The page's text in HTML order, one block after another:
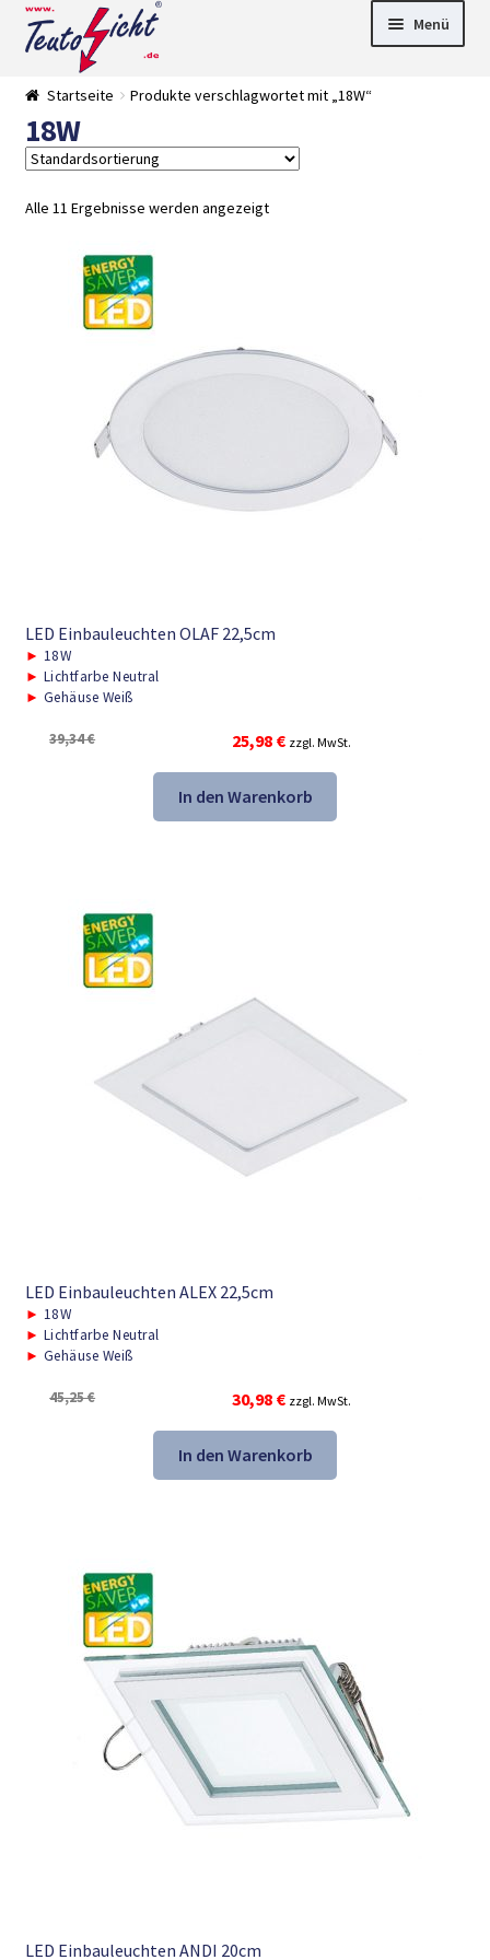
Zur
Navigation
springen
Springe
zum
Menü
►
Startseite Produkte verschlagwortet mit „18W“
18W
Alle 11 Ergebnisse werden angezeigt
LED Einbauleuchten OLAF 22,5cm
► 18W
► Lichtfarbe Neutral
► Gehäuse Weiß
39,34€
Ursprünglicher
Preis
war:
39,34 €
25,98 €Aktueller
Preis
ist:
25,98 €.
zzgl. MwSt.
In den Warenkorb
LED Einbauleuchten ALEX 22,5cm
► 18W
► Lichtfarbe Neutral
► Gehäuse Weiß
45,25€
Ursprünglicher
Preis
war:
45,25 €
30,98 €Aktueller
Preis
ist:
30,98 €.
zzgl. MwSt.
In den Warenkorb
LED Einbauleuchten ANDI 20cm